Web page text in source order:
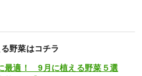
野菜はコチラ
最適！ 9月に植える野菜５選